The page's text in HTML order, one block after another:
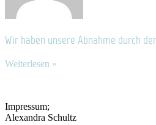
Wir haben unsere Abnahme durch
Weiterlesen »
Impressum;
Alexandra Schultz